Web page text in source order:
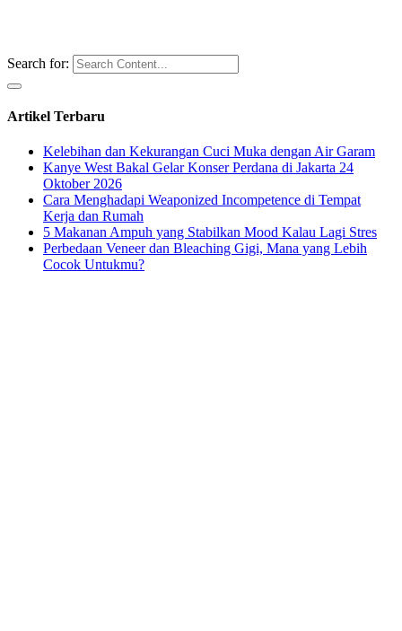
Search for:
Artikel Terbaru
Kelebihan dan Kekurangan Cuci Muka dengan Air Garam
Kanye West Bakal Gelar Konser Perdana di Jakarta 24
Oktober 2026
Cara Menghadapi Weaponized Incompetence di Tempat
Kerja dan Rumah
5 Makanan Ampuh yang Stabilkan Mood Kalau Lagi Stres
Perbedaan Veneer dan Bleaching Gigi, Mana yang Lebih
Cocok Untukmu?